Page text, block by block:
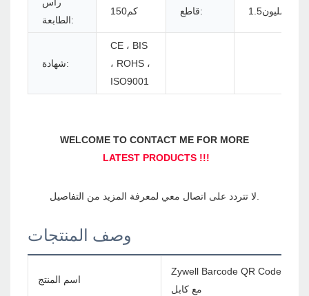
الطابعة:
كم150 قاطع: مليون1.5
شهادة:
CE ، BIS
، ROHS ،
ISO9001
وصف المنتجات
اسم المنتج
Zywell Barcode QR Code
مع كابل